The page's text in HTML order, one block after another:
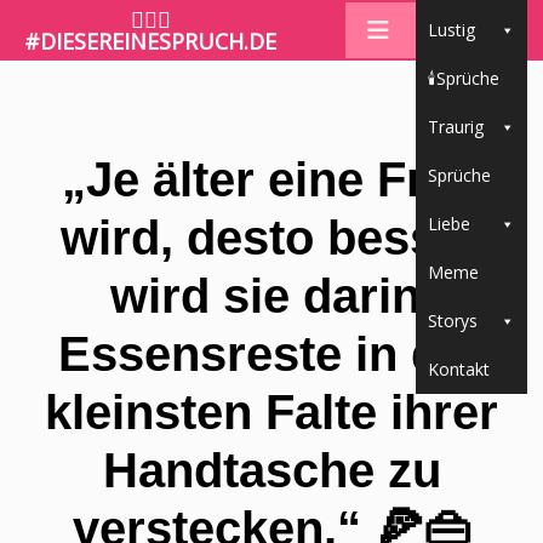
🤷🏼‍♀️
#DIESEREINESPRUCH.DE Lustig
🕯Sprüche
Traurig
Sprüche
Liebe
Meme
Storys
Kontakt
„Je älter eine Frau
wird, desto besser
wird sie darin,
Essensreste in der
kleinsten Falte ihrer
Handtasche zu
verstecken.“ 🍕👜